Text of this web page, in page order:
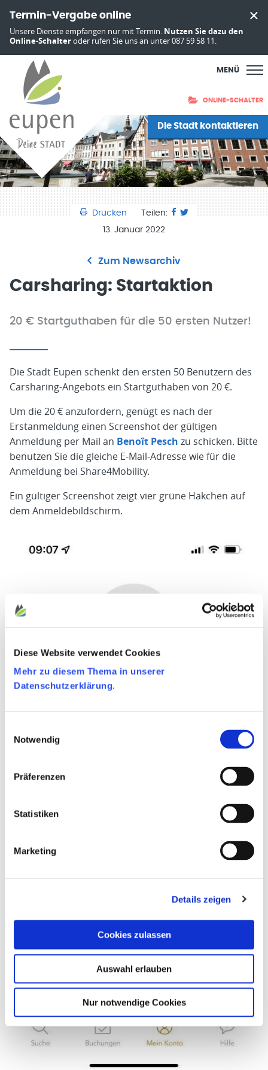
Diese Website verwendet Cookies
Mehr zu diesem Thema in unserer
Datenschutzerklärung.
Notwendig
Präferenzen
Statistiken
Marketing
Details zeigen
Cookies zulassen
Auswahl erlauben
Nur notwendige Cookies
Termin-Vergabe online
Unsere Dienste empfangen nur mit Termin. Nutzen Sie dazu den
Online-Schalteroder rufen Sie uns an unter 087 59 58 11.
MENÜ
ONLINE-SCHALTER
Die Stadt kontaktieren
Drucken
Teilen:
13. Januar 2022
Zum Newsarchiv
Carsharing: Startaktion
20 € Startguthaben für die 50 ersten Nutzer!
Die Stadt Eupen schenkt den ersten 50 Benutzern des
Carsharing-Angebots ein Startguthaben von 20 €.
Um die 20 € anzufordern, genügt es nach der
Erstanmeldung einen Screenshot der gültigen
Anmeldung per Mail an Benoît Pesch zu schicken. Bitte
benutzen Sie die gleiche E-Mail-Adresse wie für die
Anmeldung bei Share4Mobility.
Ein gültiger Screenshot zeigt vier grüne Häkchen auf
dem Anmeldebildschirm.